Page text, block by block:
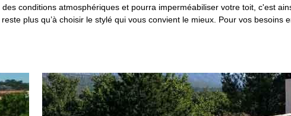
conditions atmosphériques et pourra imperméabiliser votre toit, c'est
plus qu’à choisir le stylé qui vous convient le mieux. Pour vos besoins